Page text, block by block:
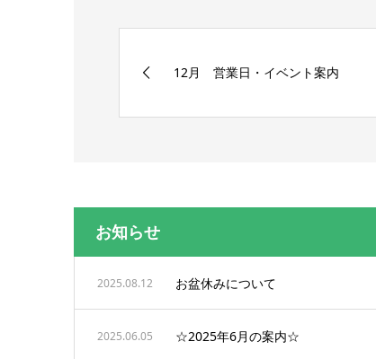
12月 営業日・イベント案内
お知らせ
2025.08.12 お盆休みについて
2025.06.05 ☆2025年6月の案内☆